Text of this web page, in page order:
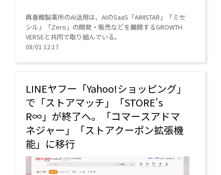
再春館製薬所のAI活用は、AIのSaaS「AIMSTAR」「ミセ
シル」「Zero」の開発・販売などを展開するGROWTH
VERSEと共同で取り組んでいる。
08/01 12:17
LINEヤフー「Yahoo!ショッピング」
で「ストアマッチ」「STORE's
R∞」が終了へ。「コマースアドマ
ネジャー」「ストアクーポン拡張機
能」に移行